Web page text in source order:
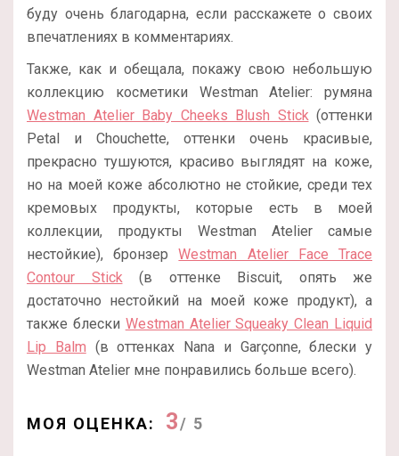
буду очень благодарна, если расскажете о своих
впечатлениях в комментариях.
Также, как и обещала, покажу свою небольшую
коллекцию косметики Westman Atelier: румяна
Westman Atelier Baby Cheeks Blush Stick (оттенки
Petal и Chouchette, оттенки очень красивые,
прекрасно тушуются, красиво выглядят на коже,
но на моей коже абсолютно не стойкие, среди тех
кремовых продукты, которые есть в моей
коллекции, продукты Westman Atelier самые
нестойкие), бронзерWestman Atelier Face Trace
Contour Stick (в оттенке Biscuit, опять же
достаточно нестойкий на моей коже продукт), а
также блески Westman Atelier Squeaky Clean Liquid
Lip Balm (в оттенках Nana и Garçonne, блески у
Westman Atelier мне понравились больше всего).
МОЯ ОЦЕНКА: 3/ 5